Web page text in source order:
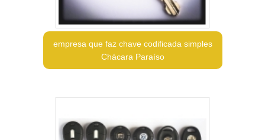
empresa que faz chave codificada simples
Chácara Paraíso